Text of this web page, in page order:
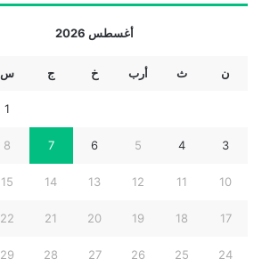
أغسطس 2026
ن ث أرب خ ج س
1
3
4
5
6
7
8
10
11
12
13
14
15
17
18
19
20
21
22
24
25
26
27
28
29